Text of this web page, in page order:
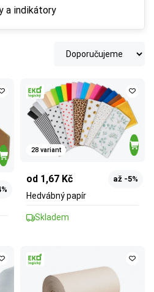
a indikátory
28 variant
od 1,67 Kč až -5%
Hedvábný papír
Skladem